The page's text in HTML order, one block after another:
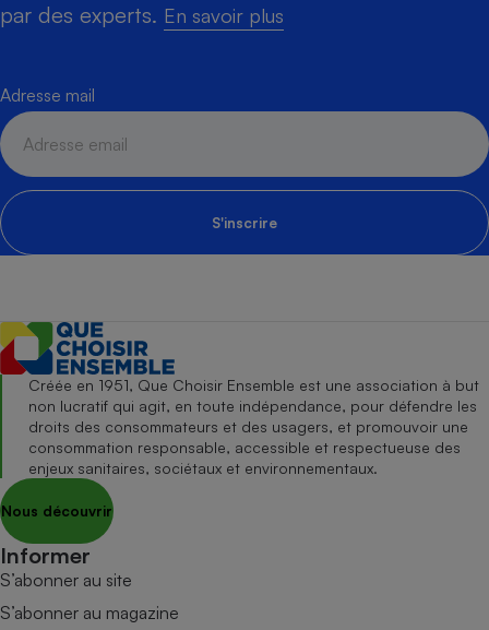
par des experts. En savoir plus
Adresse mail
S'inscrire
Créée en 1951, Que Choisir Ensemble est une association à but
non lucratif qui agit, en toute indépendance, pour défendre les
droits des consommateurs et des usagers, et promouvoir une
consommation responsable, accessible et respectueuse des
enjeux sanitaires, sociétaux et environnementaux.
Nous découvrir
Informer
S’abonner au site
S’abonner au magazine